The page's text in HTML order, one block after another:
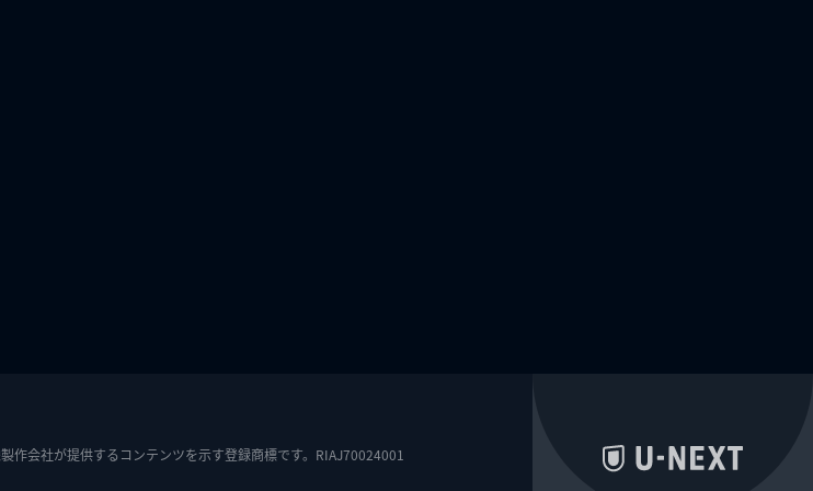
作会社が提供するコンテンツを示す登録商標です。RIAJ70024001